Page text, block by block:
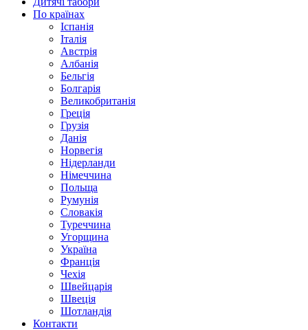
По країнах
Іспанія
Італія
Австрія
Албанія
Бельгія
Болгарія
Великобританія
Греція
Грузія
Данія
Норвегія
Нідерланди
Німеччина
Польща
Румунія
Словакія
Туреччина
Угорщина
Україна
Франція
Чехія
Швейцарія
Швеція
Шотландія
Контакти